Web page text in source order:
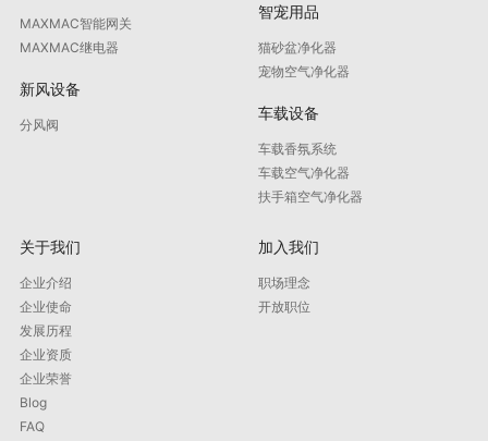
MAXMAC智能网关
MAXMAC继电器
新风设备
分风阀
智宠用品
猫砂盆净化器
宠物空气净化器
车载设备
车载香氛系统
车载空气净化器
扶手箱空气净化器
关于我们
企业介绍
企业使命
发展历程
企业资质
企业荣誉
Blog
FAQ
加入我们
职场理念
开放职位